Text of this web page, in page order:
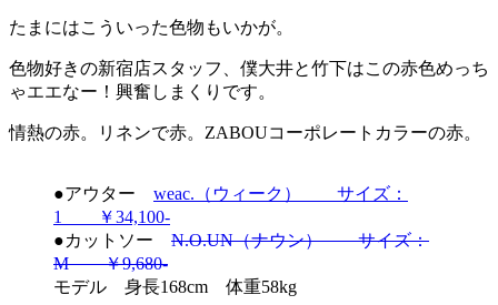
たまにはこういった色物もいかが。
色物好きの新宿店スタッフ、僕大井と竹下はこの赤色めっち
ゃエエなー！興奮しまくりです。
情熱の赤。リネンで赤。ZABOUコーポレートカラーの赤。
●アウター weac.（ウィーク） サイズ：
1 ￥34,100-
●カットソー N.O.UN（ナウン） サイズ：
M ￥9,680-
モデル 身長168cm 体重58kg